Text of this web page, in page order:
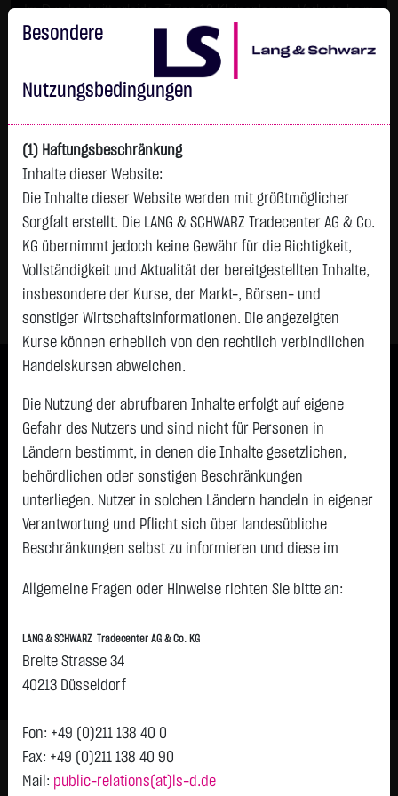
Im Durchschnitt erleiden 7 von 10 Kleinanlegern Verluste beim
Handel mit Turbo-Zertifikaten.
Turbo-Zertifikate sind hoch risikoreiche Produkte und nicht für
langfristige Anlagestrategien geeignet.
Besondere
Nutzungsbedingungen
(1) Haftungsbeschränkung
Inhalte dieser Website:
Die Inhalte dieser Website werden mit größtmöglicher
Sorgfalt erstellt. Die LANG & SCHWARZ Tradecenter AG & Co.
KG übernimmt jedoch keine Gewähr für die Richtigkeit,
Vollständigkeit und Aktualität der bereitgestellten Inhalte,
insbesondere der Kurse, der Markt-, Börsen- und
sonstiger Wirtschaftsinformationen. Die angezeigten
Kurse können erheblich von den rechtlich verbindlichen
Handelskursen abweichen.
Die Nutzung der abrufbaren Inhalte erfolgt auf eigene
Gefahr des Nutzers und sind nicht für Personen in
Ländern bestimmt, in denen die Inhalte gesetzlichen,
behördlichen oder sonstigen Beschränkungen
unterliegen. Nutzer in solchen Ländern handeln in eigener
Verantwortung und Pflicht sich über landesübliche
Beschränkungen selbst zu informieren und diese im
gekennzeichnete Beiträge geben die Meinung des
SCHWARZ Tradecenter AG & Co. KG wieder.
Verfügbarkeit der Website:
bemühen, den Dienst möglichst unterbrechungsfrei zum
Abruf anzubieten. Auch bei aller Sorgfalt können aber
Ausfallzeiten nicht ausgeschlossen werden. Die LANG &
Allgemeine Fragen oder Hinweise richten Sie bitte an:
LANG & SCHWARZ Tradecenter AG & Co. KG
Breite Strasse 34
40213 Düsseldorf
Fon: +49 (0)211 138 40 0
Fax: +49 (0)211 138 40 90
Mail: public-relations(at)ls-d.de
TRADERS´ Briefing - 05.09.2025
Kontakt
Lang & Schwarz TradeCenter AG & Co. KG
Breite Straße 34
Tel: +49211 - 13840 – 404
Mail:public-relations(at)ls-d.de